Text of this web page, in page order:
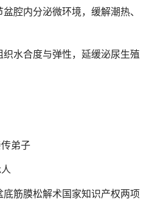
腔内分泌微环境，缓解潮热、
水合度与弹性，延缓泌尿生殖
弟子
筋膜松解术国家知识产权两项